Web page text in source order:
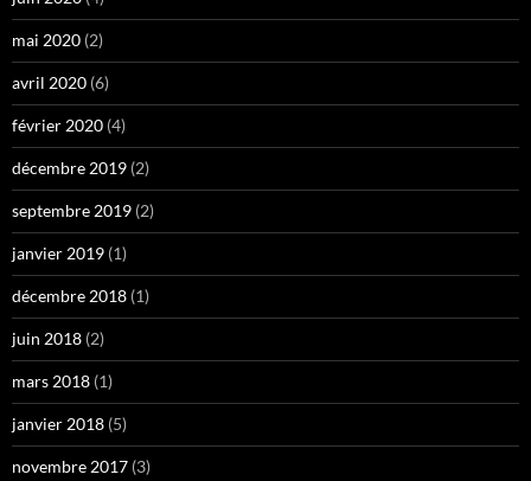
mai 2020 (2)
avril 2020 (6)
février 2020 (4)
décembre 2019 (2)
septembre 2019 (2)
janvier 2019 (1)
décembre 2018 (1)
juin 2018 (2)
mars 2018 (1)
janvier 2018 (5)
novembre 2017 (3)